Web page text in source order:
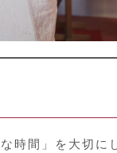
時間」を大切に